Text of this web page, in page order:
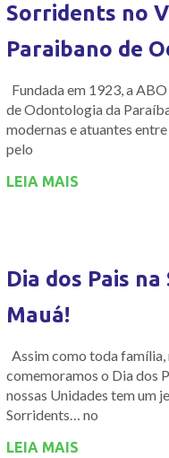
Sorridents no
Paraibano de
Fundada em 1923, a
de Odontologia da
modernas e atuantes
pelo
LEIA MAIS
Dia dos Pais
Mauá!
Assim como toda
comemoramos o Dia dos
nossas Unidades tem um
Sorridents… no
LEIA MAIS